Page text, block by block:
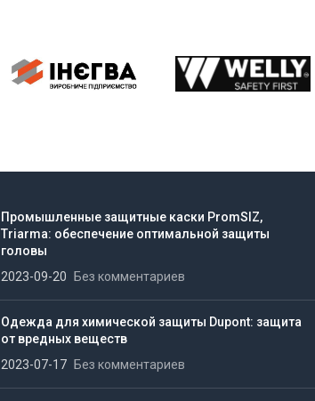
Промышленные защитные каски PromSIZ,
Triarma: обеспечение оптимальной защиты
головы
2023-09-20
Без комментариев
Одежда для химической защиты Dupont: защита
от вредных веществ
2023-07-17
Без комментариев